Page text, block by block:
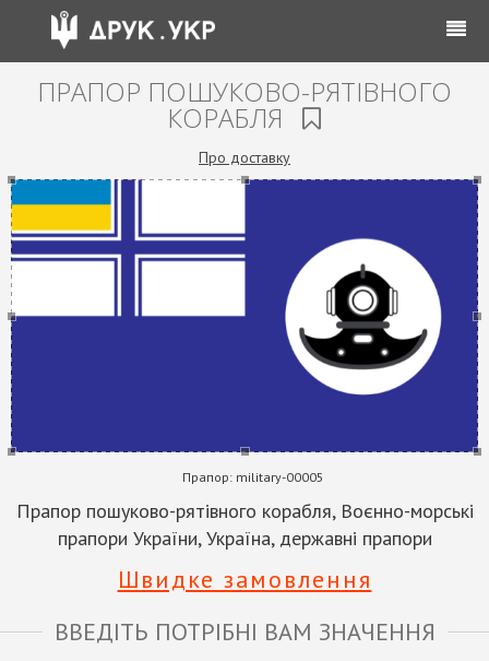
ПРАПОР ПОШУКОВО-РЯТІВНОГО
КОРАБЛЯ
Про доставку
Прапор:military-00005
Прапор пошуково-рятівного корабля, Воєнно-морські
прапори України, Україна, державні прапори
Швидке замовлення
ВВЕДІТЬ ПОТРІБНІ ВАМ ЗНАЧЕННЯ